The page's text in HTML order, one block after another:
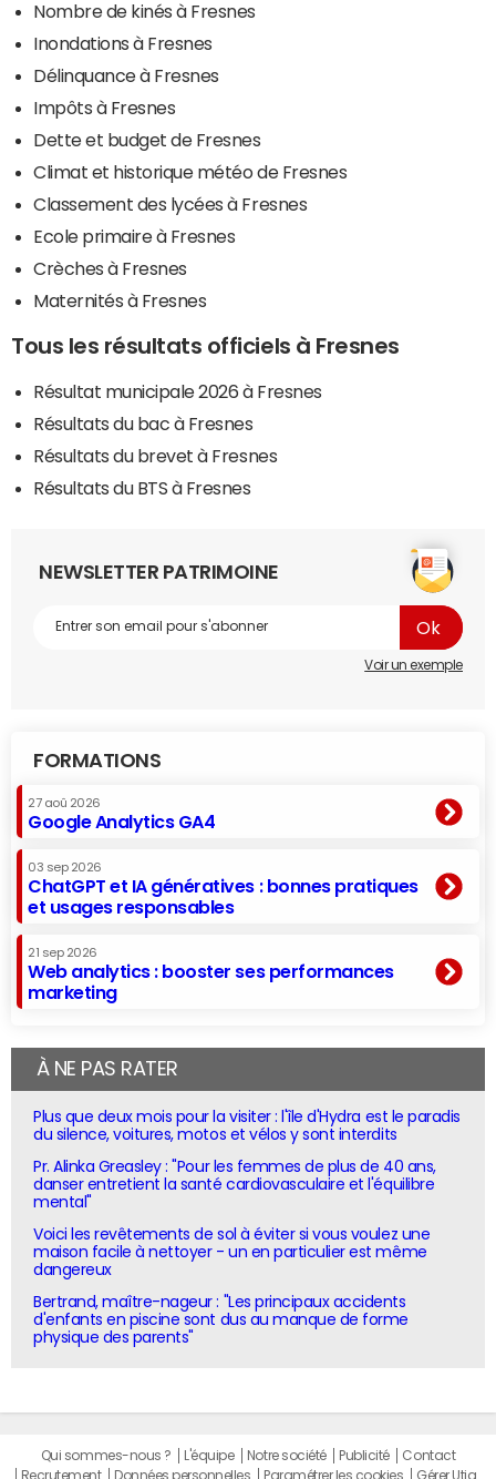
Nombre de kinés à Fresnes
Inondations à Fresnes
Délinquance à Fresnes
Impôts à Fresnes
Dette et budget de Fresnes
Climat et historique météo de Fresnes
Classement des lycées à Fresnes
Ecole primaire à Fresnes
Crèches à Fresnes
Maternités à Fresnes
Tous les résultats officiels à Fresnes
Résultat municipale 2026 à Fresnes
Résultats du bac à Fresnes
Résultats du brevet à Fresnes
Résultats du BTS à Fresnes
NEWSLETTER PATRIMOINE
Voir un exemple
FORMATIONS
27 aoû 2026
Google Analytics GA4
03 sep 2026
ChatGPT et IA génératives : bonnes pratiques
et usages responsables
21 sep 2026
Web analytics : booster ses performances
marketing
À NE PAS RATER
Plus que deux mois pour la visiter : l'île d'Hydra est le paradis
du silence, voitures, motos et vélos y sont interdits
Pr. Alinka Greasley : "Pour les femmes de plus de 40 ans,
danser entretient la santé cardiovasculaire et l'équilibre
mental"
Voici les revêtements de sol à éviter si vous voulez une
maison facile à nettoyer - un en particulier est même
dangereux
Bertrand, maître-nageur : "Les principaux accidents
d'enfants en piscine sont dus au manque de forme
physique des parents"
Qui sommes-nous ? L'équipe Notre société Publicité
Contact
Recrutement
Données personnelles Paramétrer les cookies Gérer Utiq